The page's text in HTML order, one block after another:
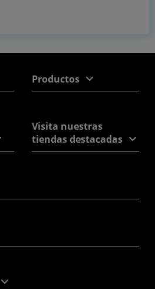
Productos
Visita nuestras
tiendas destacadas